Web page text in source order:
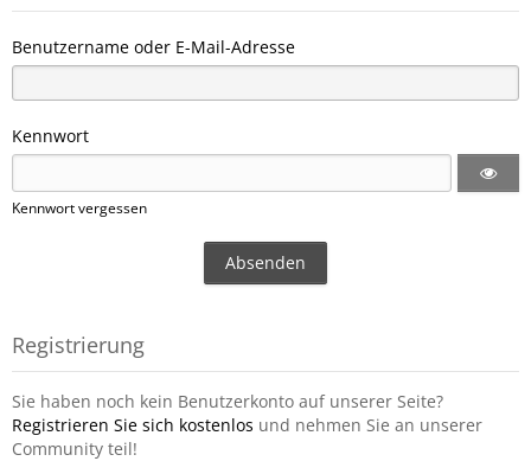
Benutzername oder E-Mail-Adresse
Kennwort
Kennwort vergessen
Registrierung
Sie haben noch kein Benutzerkonto auf unserer Seite?
Registrieren Sie sich kostenlos und nehmen Sie an unserer
Community teil!